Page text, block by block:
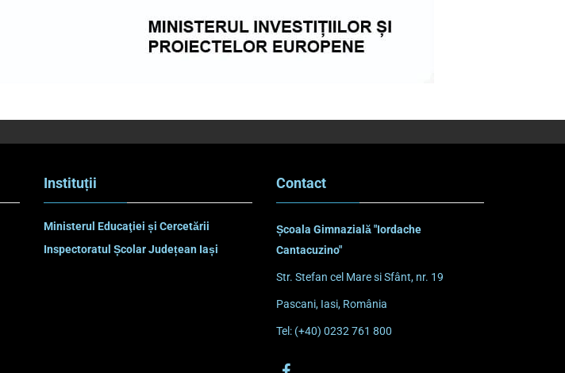
Instituții
Ministerul Educaţiei și Cercetării
Inspectoratul Școlar Județean Iași
Contact
Școala Gimnazială "Iordache
Cantacuzino"
Str. Stefan cel Mare si Sfânt, nr. 19
Pascani, Iasi, România
Tel: (+40) 0232 761 800